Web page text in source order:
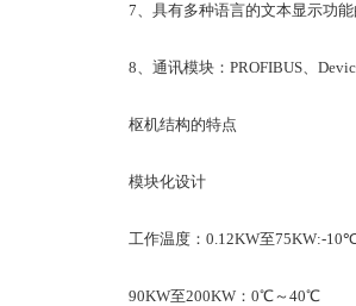
7、具有多种语言的文本显示功
8、通讯模块：PROFIBUS、
枢机结构的特点
模块化设计
工作温度：0.12KW至75KW:-
90KW至200KW：0℃～40℃